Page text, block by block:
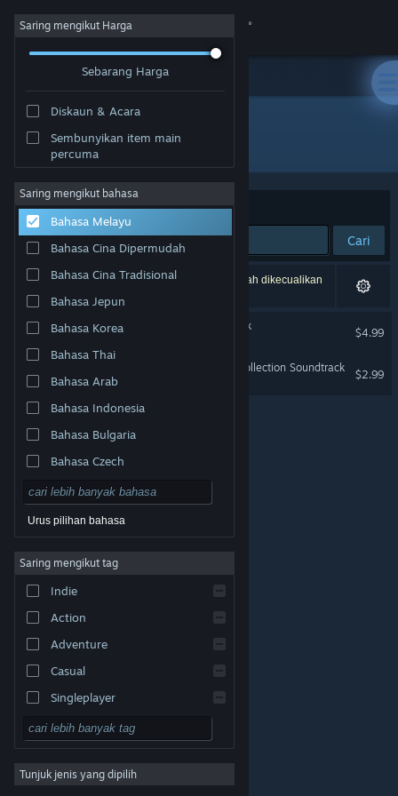
Sign in
Tentang
Sokongan
Ubah bahasa
Dapatkan Steam Mobile App
Lihat laman web desktop
© Valve Corporation. Hak cipta terpelihara. Semua
tanda dagangan ialah hak milik pemilik masing-masing
di AS dan negara-negara lain.Dasar Privasi|
Steam | Bayaran balik | Kuki
Saring mengikut Harga
Sebarang Harga
Diskaun & Acara
Sembunyikan item main
percuma
Saring mengikut bahasa
Bahasa Melayu
Bahasa Cina Dipermudah
Bahasa Cina Tradisional
Bahasa Jepun
Bahasa Korea
Bahasa Thai
Bahasa Arab
Bahasa Indonesia
Bahasa Bulgaria
Bahasa Czech
Bahasa Denmark
Bahasa Jerman
Bahasa Inggeris
Bahasa Sepanyol – Sepanyol
Bahasa Sepanyol – Amerika
Urus pilihan bahasa
Saring mengikut tag
Indie
Action
Adventure
Casual
Singleplayer
Simulation
RPG
Strategy
Tunjuk jenis yang dipilih
Pembangun: Lucas Paakh
Susun mengikut Perkaitan
Cari
2 hasil sepadan dengan carian anda. 4 tajuk telah dikecualikan
berdasarkan pilihan anda.
William and Sly Soundtrack
$4.99
William and Sly: Classic Collection Soundtrack
$2.99